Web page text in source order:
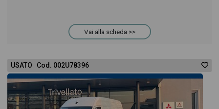
Vai alla scheda >>
USATO Cod. 002U78396